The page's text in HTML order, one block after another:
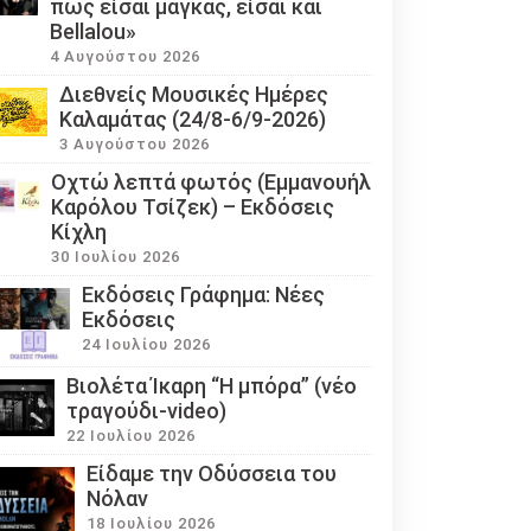
πως είσαι μάγκας, είσαι και
Bellalou»
4 Αυγούστου 2026
Διεθνείς Μουσικές Ημέρες
Καλαμάτας (24/8-6/9-2026)
3 Αυγούστου 2026
Οχτώ λεπτά φωτός (Εμμανουήλ
Καρόλου Τσίζεκ) – Εκδόσεις
Κίχλη
30 Ιουλίου 2026
Εκδόσεις Γράφημα: Νέες
Εκδόσεις
24 Ιουλίου 2026
Βιολέτα Ίκαρη “Η μπόρα” (νέο
τραγούδι-video)
22 Ιουλίου 2026
Eίδαμε την Οδύσσεια του
Νόλαν
18 Ιουλίου 2026